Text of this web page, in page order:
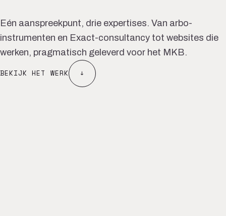
Eén aanspreekpunt, drie expertises. Van arbo-
instrumenten en Exact-consultancy tot websites die
werken, pragmatisch geleverd voor het MKB.
BEKIJK HET WERK ↓